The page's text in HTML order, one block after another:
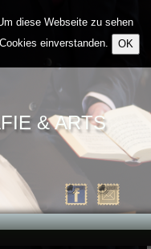
diese Webseite zu sehen
einverstanden.
OK
& ARTS